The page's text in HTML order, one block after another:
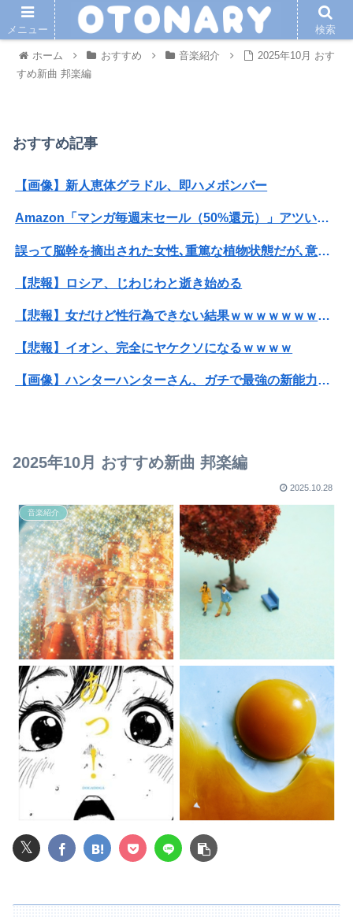
ホーム おすすめ 音楽紹介
2025年10月 おす
すめ新曲 邦楽編
おすすめ記事
【画像】新人恵体グラドル、即ハメボンバー
Amazon「マンガ毎週末セール（50%還元）」アツいスポーツマンガ祭り最終日到来！！！
誤って脳幹を摘出された女性､重篤な植物状態だが､意識は正常で何かを思考していると判明
【悲報】ロシア、じわじわと逝き始める
【悲報】女だけど性行為できない結果ｗｗｗｗｗｗｗｗｗｗwwww
【悲報】イオン、完全にヤケクソになるｗｗｗｗ
【画像】ハンターハンターさん、ガチで最強の新能力を登場させてしまうｗｗｗｗｗｗｗ
焼き鳥屋さんで鳥刺しを食べた結果・・・
【画像】男の娘で抜いたら濃いのが出た
【悲報】アニソン盆踊り荒れててワロタ
【画像】巨人のエースが美女とシーシャバー(合法)で不倫wwwwww
【画像】フォロワー580万！Z世代のカリスマ、水着写真集の発売決定wwwwwさくら、沖縄を舞台にカワイイが爆発！！！
私の地元は治安が悪く、弱いものいじめや犯罪を楽しみながら行うことが陽キャの条件だった
【朗報】菅直人元総理、再評価されるｗｗｗｗｗｗｗｗｗｗｗｗｗｗｗｗｗｗ
2025年10月 おすすめ新曲 邦楽編
2025.10.28
音楽紹介
𝕏
メニュー 検索